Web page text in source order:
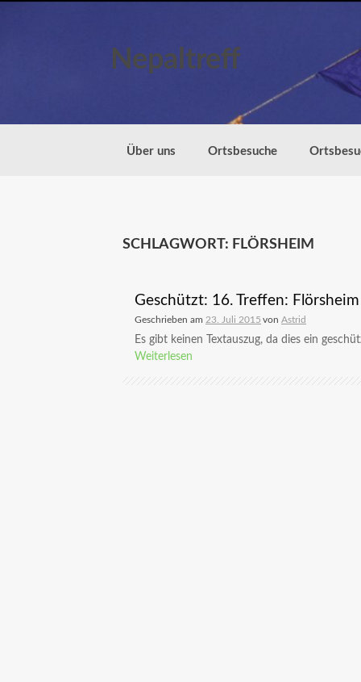
Nepaltreff
Über uns Ortsbesuche
SCHLAGWORT: FLÖRSHEIM
Geschützt: 16. Treffen:
Geschrieben am 23. Juli 2015 von Astrid
Es gibt keinen Textauszug, da dies ein
Weiterlesen